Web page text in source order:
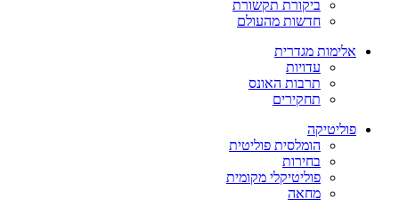
ביקורת תקשורת
חדשות מהעולם
אלימות מגדרית
עדויות
תרבות האונס
תחקירים
פוליטיקה
הומלסית פוליטית
בחירות
פוליטיקלי מקומית
מחאה